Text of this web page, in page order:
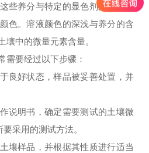
些养分与特定的显色剂反应，生
色。溶液颜色的深浅与养分的含
壤中的微量元素含量。
要经过以下步骤：
好状态，样品被妥善处置，并
明书，确定需要测试的土壤微
采用的测试方法。
样品，并根据其性质进行适当